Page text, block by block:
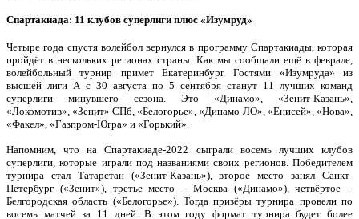
Спартакиада: 11 клубов суперлиги плюс «Изумруд»
Четыре года спустя волейбол вернулся в программу Спартакиады, которая
пройдёт в нескольких регионах страны. Как мы сообщали ещё в феврале,
волейбольный турнир примет Екатеринбург. Гостями «Изумруда» из
высшей лиги А с 30 августа по 5 сентября станут 11 лучших команд
суперлиги минувшего сезона. Это «Динамо», «Зенит-Казань»,
«Локомотив», «Зенит» СПб, «Белогорье», «Динамо-ЛО», «Енисей», «Нова»,
«Факел», «Газпром-Югра» и «Горький».
Напомним, что на Спартакиаде-2022 сыграли восемь лучших клубов
суперлиги, которые играли под названиями своих регионов. Победителем
турнира стал Татарстан («Зенит-Казань»), второе место занял Санкт-
Петербург («Зенит»), третье место – Москва («Динамо»), четвёртое –
Белгородская область («Белогорье»). Тогда призёры турнира провели по
восемь матчей за 11 дней. В этом году формат турнира будет более